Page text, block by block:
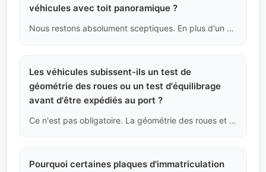
véhicules avec toit panoramique ?
Nous restons absolument sceptiques. En plus d'un contrôle visuel habituel, nous vérifions particulièrement s'il y a des accumulations de boue autour des canaux de drainage du toit et nous inspectons s'il y a des traces d'eau sous le revêtement de la colonne A et sous les tapis avant. C'est la seule preuve physique efficace pour déterminer si les trous de drainage du toit sont obstrués, ce qui pourrait causer des fuites cachées.
Les véhicules subissent-ils un test de
géométrie des roues ou un test d'équilibrage
avant d'être expédiés au port ?
Ce n'est pas obligatoire. La géométrie des roues et l'équilibrage font partie de l'entretien régulier. Pendant le transport longue distance et l'arrimage maritime, la suspension peut subir de légers changements. Nous conseillons aux acheteurs de faire un nouvel alignement des roues après avoir récupéré le véhicule au port et remplacé les pneus par des modèles adaptés aux conditions locales.
Pourquoi certaines plaques d'immatriculation